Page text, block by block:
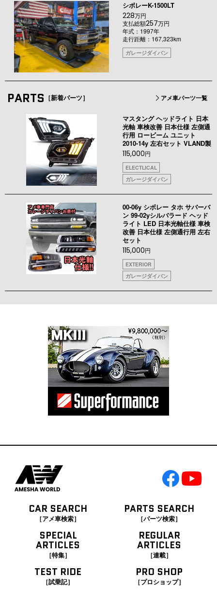
シボレーK-1500LT
228万円
支払総額257万円
年式：1997年
走行距離：167,323km
ガレージダイバン
PARTS ［新着パーツ］ アメ車パーツ一覧
マスタング ヘッドライト 日本
光軸 車検改善 日本仕様 左側通
行用 ロービーム ユニット
2010-14y 左右セット VLAND製
115,000円
ELECTLICAL
ガレージダイバン
00-06y シボレー タホ サバーバ
ン 99-02yシルバラード ヘッド
ライト LED 日本光軸仕様 車検
改善 日本仕様 左側通行用 左右
セット
115,000円
EXTERIOR
ガレージダイバン
CAR SEARCH
［アメ車検索］
PARTS SEARCH
［パーツ検索］
SPECIAL
ARTICLES
［特集］
REGULAR
ARTICLES
［連載］
TEST RIDE
［試乗記］
PRO SHOP
［プロショップ］